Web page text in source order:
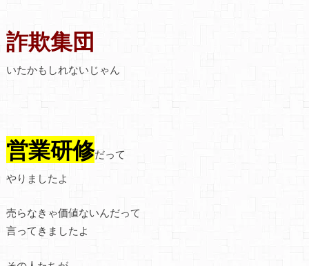
詐欺集団
いたかもしれないじゃん
営業研修だって
やりましたよ
売らなきゃ価値ないんだって
言ってきましたよ